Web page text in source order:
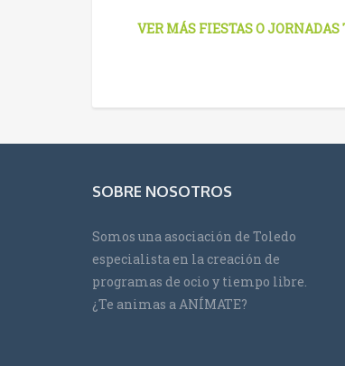
VER MÁS FIESTAS O
SOBRE NOSOTROS
Somos una asociación de Toledo
especialista en la creación de
programas de ocio y tiempo libre.
¿Te animas a ANÍMATE?